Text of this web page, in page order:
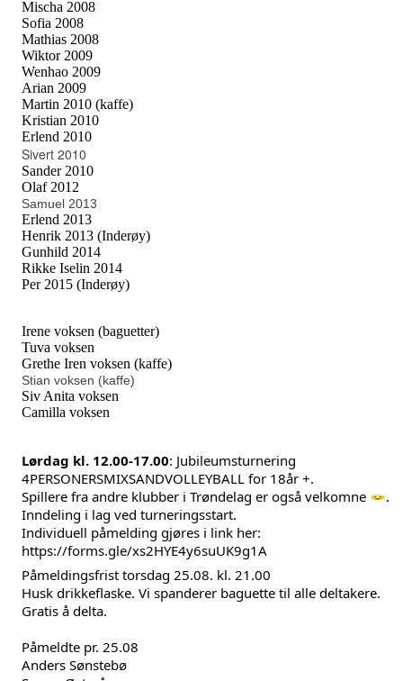
Mischa 2008
Sofia 2008
Mathias 2008
Wiktor 2009
Wenhao 2009
Arian 2009
Martin 2010 (kaffe)
Kristian 2010
Erlend 2010
Sivert 2010
Sander 2010
Olaf 2012
Samuel 2013
Erlend 2013
Henrik 2013 (Inderøy)
Gunhild 2014
Rikke Iselin 2014
Per 2015 (Inderøy)
Irene voksen (baguetter)
Tuva voksen
Grethe Iren voksen (kaffe)
Stian voksen (kaffe)
Siv Anita voksen
Camilla voksen
Lørdag kl. 12.00-17.00: Jubileumsturnering
4PERSONERSMIXSANDVOLLEYBALL for 18år +.
Spillere fra andre klubber i Trøndelag er også velkomne
.
Inndeling i lag ved turneringsstart.
Individuell påmelding gjøres i link her:
https://forms.gle/xs2HYE4y6suUK9g1A
Påmeldingsfrist torsdag 25.08. kl. 21.00
Husk drikkeflaske. Vi spanderer baguette til alle deltakere.
Gratis å delta.
Påmeldte pr. 25.08
Anders Sønstebø